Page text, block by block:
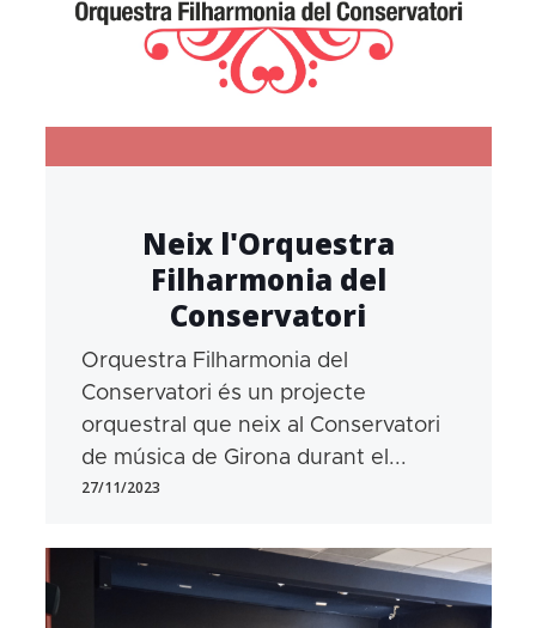
Neix l'Orquestra
Filharmonia del
Conservatori
Orquestra Filharmonia del
Conservatori és un projecte
orquestral que neix al Conservatori
de música de Girona durant el...
27/11/2023